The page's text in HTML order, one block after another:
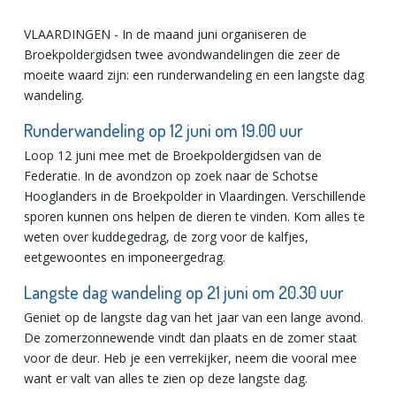
VLAARDINGEN - In de maand juni organiseren de
Broekpoldergidsen twee avondwandelingen die zeer de
moeite waard zijn: een runderwandeling en een langste dag
wandeling.
Runderwandeling op 12 juni om 19.00 uur
Loop 12 juni mee met de Broekpoldergidsen van de
Federatie. In de avondzon op zoek naar de Schotse
Hooglanders in de Broekpolder in Vlaardingen. Verschillende
sporen kunnen ons helpen de dieren te vinden. Kom alles te
weten over kuddegedrag, de zorg voor de kalfjes,
eetgewoontes en imponeergedrag.
Langste dag wandeling op 21 juni om 20.30 uur
Geniet op de langste dag van het jaar van een lange avond.
De zomerzonnewende vindt dan plaats en de zomer staat
voor de deur. Heb je een verrekijker, neem die vooral mee
want er valt van alles te zien op deze langste dag.